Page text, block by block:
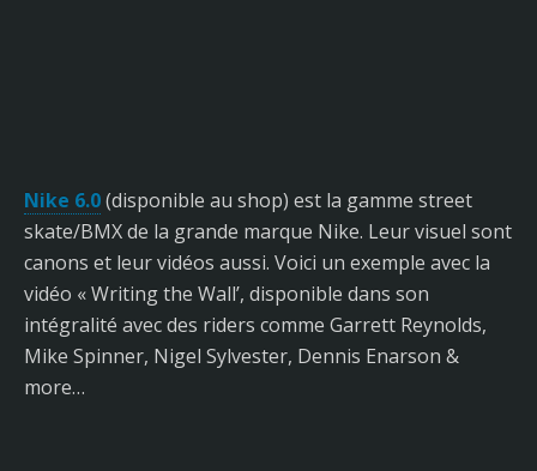
Nike 6.0(disponible au shop) est la gamme street
skate/BMX de la grande marque Nike. Leur visuel sont
canons et leur vidéos aussi. Voici un exemple avec la
vidéo « Writing the Wall’, disponible dans son
intégralité avec des riders comme Garrett Reynolds,
Mike Spinner, Nigel Sylvester, Dennis Enarson &
more…